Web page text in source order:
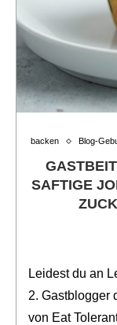
backen Blog-
SAFTIGE
Leidest du an
2. Gastblogger
von Eat